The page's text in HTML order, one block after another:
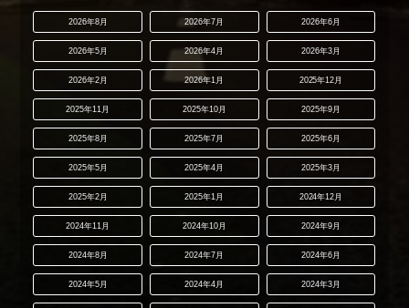
2026年8月 2026年7月 2026年6月
2026年5月 2026年4月 2026年3月
2026年2月 2026年1月 2025年12月
2025年11月 2025年10月 2025年9月
2025年8月 2025年7月 2025年6月
2025年5月 2025年4月 2025年3月
2025年2月 2025年1月 2024年12月
2024年11月 2024年10月 2024年9月
2024年8月 2024年7月 2024年6月
2024年5月 2024年4月 2024年3月